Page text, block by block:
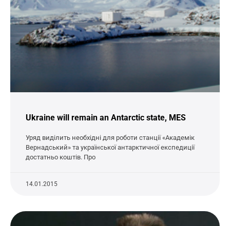
Ukraine will remain an Antarctic state, MES
Уряд виділить необхідні для роботи станції «Академік
Вернадський» та української антарктичної експедиції
достатньо коштів. Про
14.01.2015